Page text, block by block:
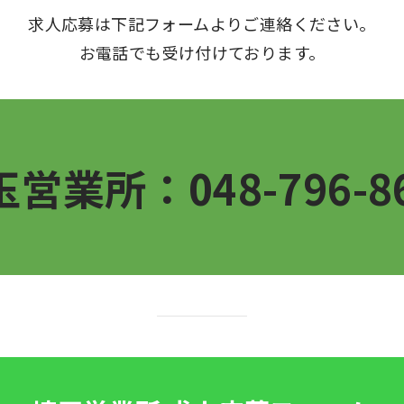
求人応募は下記フォームよりご連絡ください。
お電話でも受け付けております。
営業所：048-796-